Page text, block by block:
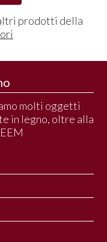
prodotti della
molti oggetti
in legno, oltre alla